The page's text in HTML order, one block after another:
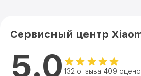
Сервисный центр
5.0 132 отзыва 409